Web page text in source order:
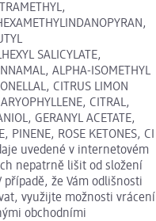
SALICYLATE,
ALPHA-ISOMETHYL
CITRUS LIMON
CITRAL,
GERANYL ACETATE,
PINENE, ROSE KETONES, CI
uvedené v internetovém
nepatrně lišit od složení
že Vám odlišnosti
využijte možnosti vrácení
obchodními